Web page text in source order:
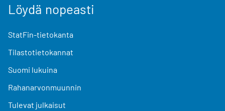
Löydä nopeasti
StatFin-tietokanta
Tilastotietokannat
Suomi lukuina
Rahanarvonmuunnin
Tulevat julkaisut